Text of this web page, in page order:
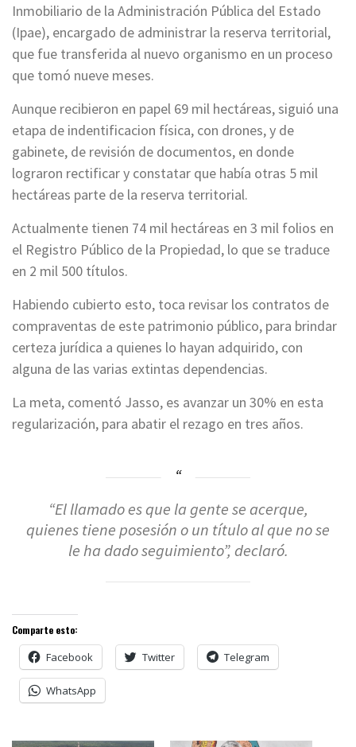
Inmobiliario de la Administración Pública del Estado
(Ipae), encargado de administrar la reserva territorial,
que fue transferida al nuevo organismo en un proceso
que tomó nueve meses.
Aunque recibieron en papel 69 mil hectáreas, siguió una
etapa de indentificacion física, con drones, y de
gabinete, de revisión de documentos, en donde
lograron rectificar y constatar que había otras 5 mil
hectáreas parte de la reserva territorial.
Actualmente tienen 74 mil hectáreas en 3 mil folios en
el Registro Público de la Propiedad, lo que se traduce
en 2 mil 500 títulos.
Habiendo cubierto esto, toca revisar los contratos de
compraventas de este patrimonio público, para brindar
certeza jurídica a quienes lo hayan adquirido, con
alguna de las varias extintas dependencias.
La meta, comentó Jasso, es avanzar un 30% en esta
regularización, para abatir el rezago en tres años.
“El llamado es que la gente se acerque,
quienes tiene posesión o un título al que no se
le ha dado seguimiento”, declaró.
Comparte esto:
Facebook Twitter Telegram
WhatsApp